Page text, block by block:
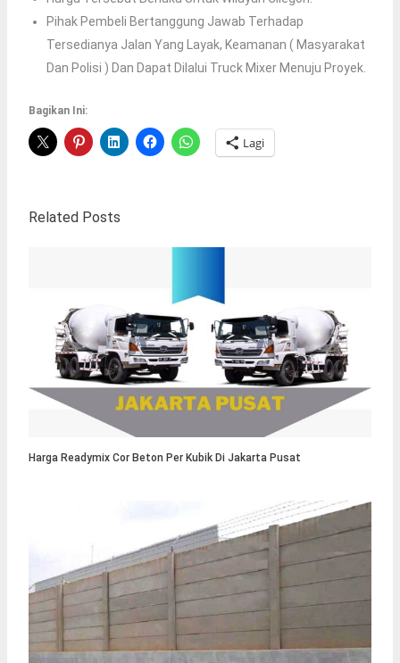
Pihak Pembeli Bertanggung Jawab Terhadap
Tersedianya Jalan Yang Layak, Keamanan ( Masyarakat
Dan Polisi ) Dan Dapat Dilalui Truck Mixer Menuju Proyek.
Bagikan Ini:
Lagi
Related Posts
Harga Readymix Cor Beton Per Kubik Di Jakarta Pusat